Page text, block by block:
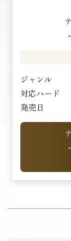
ジャンル
対応ハード
発売日